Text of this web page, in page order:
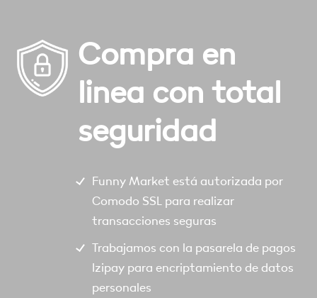
Compra en
linea con total
seguridad
Funny Market está autorizada por
Comodo SSL para realizar
transacciones seguras
Trabajamos con la pasarela de pagos
Izipay para encriptamiento de datos
personales